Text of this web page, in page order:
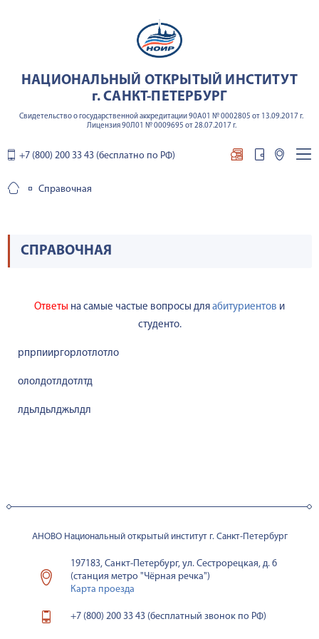
НАЦИОНАЛЬНЫЙ ОТКРЫТЫЙ ИНСТИТУТ
г. САНКТ-ПЕТЕРБУРГ
Свидетельство о государственной аккредитации 90А01 № 0002805 от 13.09.2017 г.
Лицензия 90Л01 № 0009695 от 28.07.2017 г.
+7 (800) 200 33 43 (бесплатно по РФ)
Справочная
СПРАВОЧНАЯ
Ответы на самые частые вопросы для абитуриентов и
студенто.
рпрпииргорлотлотло
ололдотлдотлтд
лдьлдьлджьлдл
АНОВО Национальный открытый институт г. Санкт-Петербург
197183, Санкт-Петербург, ул. Сестрорецкая, д. 6
(станция метро "Чёрная речка")
Карта проезда
+7 (800) 200 33 43 (бесплатный звонок по РФ)